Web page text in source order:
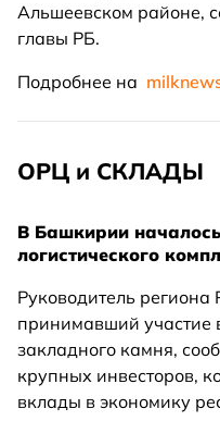
Альшеевском районе,
главы РБ.
Подробнее на
ОРЦ и СКЛАДЫ
В Башкирии началось
логистического
Руководитель
принимавший участие
закладного камня,
крупных инвесторов,
вклады в экономику